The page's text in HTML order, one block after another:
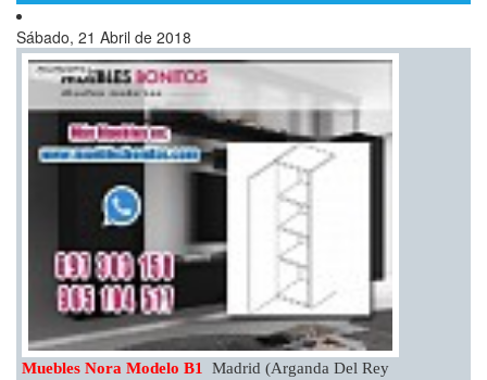
Sábado, 21 Abril de 2018
Muebles Nora Modelo B1
Madrid (Arganda Del Rey